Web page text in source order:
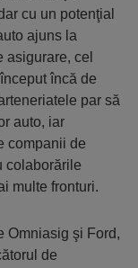
cu un potenţial
ajuns la
asigurare, cel
încă de
par să
auto, iar
companii de
colaborările
multe fronturi.
Omniasig şi Ford,
de